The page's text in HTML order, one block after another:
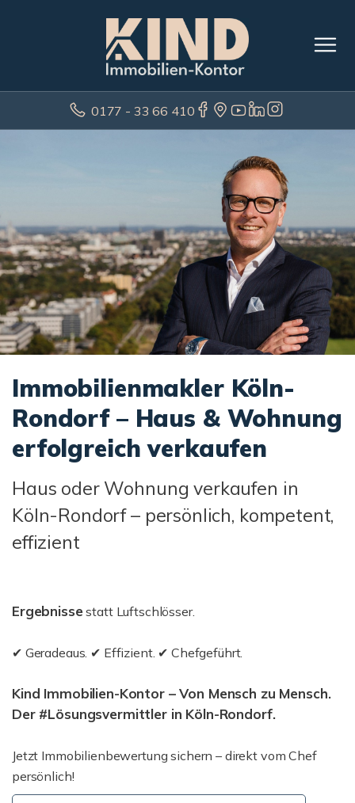
0177 - 33 66 410
Immobilienmakler Köln-
Rondorf – Haus & Wohnung
erfolgreich verkaufen
Haus oder Wohnung verkaufen in
Köln-Rondorf – persönlich, kompetent,
effizient
Ergebnissestatt Luftschlösser.
✔ Geradeaus. ✔ Effizient. ✔ Chefgeführt.
Kind Immobilien-Kontor – Von Mensch zu Mensch.
Der #Lösungsvermittler in Köln-Rondorf.
Jetzt Immobilienbewertung sichern – direkt vom Chef
persönlich!